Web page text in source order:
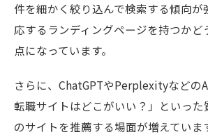
件を細かく絞り込んで検索する傾向が
応するランディングページを持つかど
点になっています。
さらに、ChatGPTやPerplexityなどの
転職サイトはどこがいい？」といった
のサイトを推薦する場面が増えていま